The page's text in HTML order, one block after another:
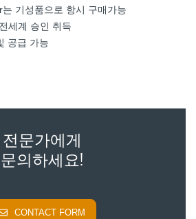
기성품으로 항시 구매가능
세계 승인 취득
공급 가능
전문가에게
문의하세요!
CONTACT FORM